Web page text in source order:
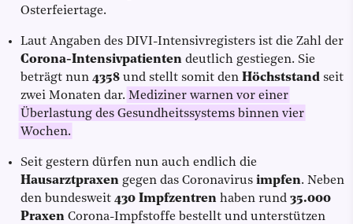
Osterfeiertage.
Laut Angaben des DIVI-Intensivregisters ist die Zahl der
Corona-Intensivpatienten deutlich gestiegen. Sie
beträgt nun 4358 und stellt somit den Höchststand seit
zwei Monaten dar. Mediziner warnen vor einer
Überlastung des Gesundheitssystems binnen vier
Wochen.
Seit gestern dürfen nun auch endlich die
Hausarztpraxen gegen das Coronavirus impfen. Neben
den bundesweit 430 Impfzentren haben rund 35.000
Praxen Corona-Impfstoffe bestellt und unterstützen